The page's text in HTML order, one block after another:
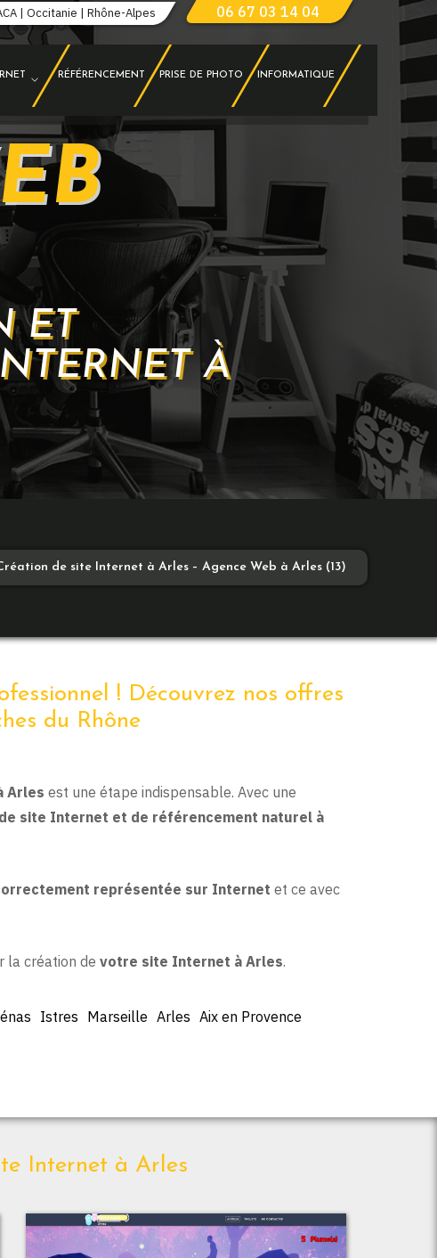
| Occitanie | Rhône-Alpes 06 67 03 14 04
RÉFÉRENCEMENT PRISE DE PHOTO INFORMATIQUE
ET
À
de site Internet à Arles – Agence Web à Arles (13)
! Découvrez nos offres
du Rhône
Arles est une étape indispensable. Avec une
site Internet et de référencement naturel à
représentée sur Internet et ce avec
la création de votre site Internet à Arles.
Istres Marseille Arles Aix en Provence
Internet à Arles